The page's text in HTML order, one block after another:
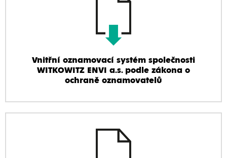
Vnitřní oznamovací systém společnosti
WITKOWITZ ENVI a.s. podle zákona o
ochraně oznamovatelů